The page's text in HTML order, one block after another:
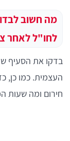
מה חשוב
לחו"ל לאחר
בדקו את הסעיף
העצמית. כמו כן,
חירום ומה שעות